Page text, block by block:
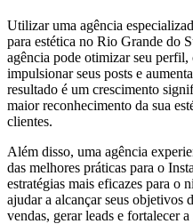
Utilizar uma agência
para estética no Rio Grande do
agência pode otimizar seu
impulsionar seus posts e
resultado é um crescimento
maior reconhecimento da sua
clientes.
Além disso, uma agência
das melhores práticas para o
estratégias mais eficazes para o
ajudar a alcançar seus objetivos
vendas, gerar leads e fortalecer